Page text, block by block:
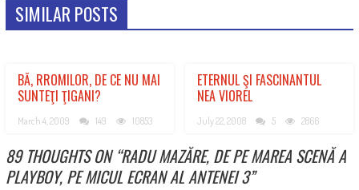
SIMILAR POSTS
BĂ, RROMILOR, DE CE NU MAI
SUNTEŢI ŢIGANI?
March 4, 2009 149 10853
ETERNUL ŞI FASCINANTUL
NEA VIOREL
July 22, 2008 5 2866
89 THOUGHTS ON “RADU MAZĂRE, DE PE MAREA SCENĂ A
PLAYBOY, PE MICUL ECRAN AL ANTENEI 3”